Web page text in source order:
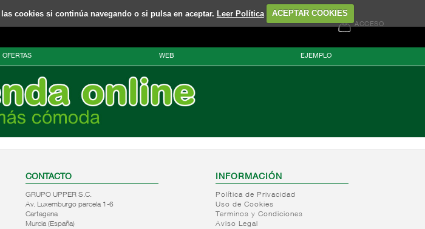
cookies si continúa navegando o si pulsa en aceptar. Leer Política ACEPTAR COOKIES
ACCESO
OFERTAS WEB EJEMPLO
CONTACTO
GRUPO UPPER S.C.
Av. Luxemburgo parcela 1-6
Cartagena
Murcia (España)
INFORMACIÓN
Política de Privacidad
Uso de Cookies
Terminos y Condiciones
Aviso Legal